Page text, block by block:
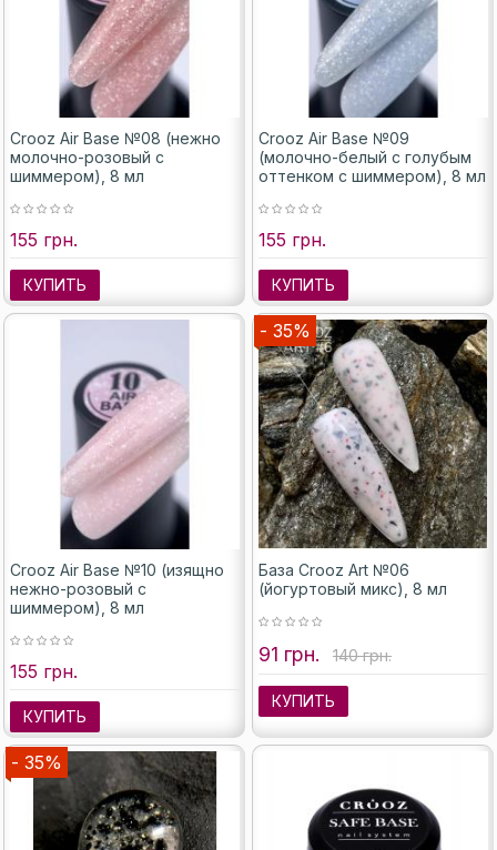
Crooz Air Base №08 (нежно
молочно-розовый с
шиммером), 8 мл
155 грн.
КУПИТЬ
Crooz Air Base №09
(молочно-белый с голубым
оттенком с шиммером), 8 мл
155 грн.
КУПИТЬ
Crooz Air Base №10 (изящно
нежно-розовый с
шиммером), 8 мл
155 грн.
КУПИТЬ
- 35%
База Crooz Art №06
(йогуртовый микс), 8 мл
91 грн. 140 грн.
КУПИТЬ
- 35%